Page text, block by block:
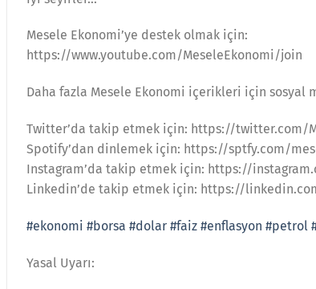
Mesele Ekonomi’ye destek olmak için:
https://www.youtube.com/MeseleEkonomi/join
Daha fazla Mesele Ekonomi içerikleri için sosyal
Twitter’da takip etmek için: https://twitter.com/
Spotify’dan dinlemek için: https://sptfy.com/
Instagram’da takip etmek için: https://
Linkedin’de takip etmek için: https://
#ekonomi #borsa #dolar #faiz #enflasyon #petrol
Yasal Uyarı: